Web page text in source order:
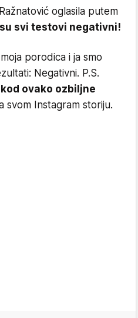
oglasila putem
svi testovi negativni!
porodica i ja smo
Negativni. P.S.
ovako ozbiljne
svom Instagram storiju.